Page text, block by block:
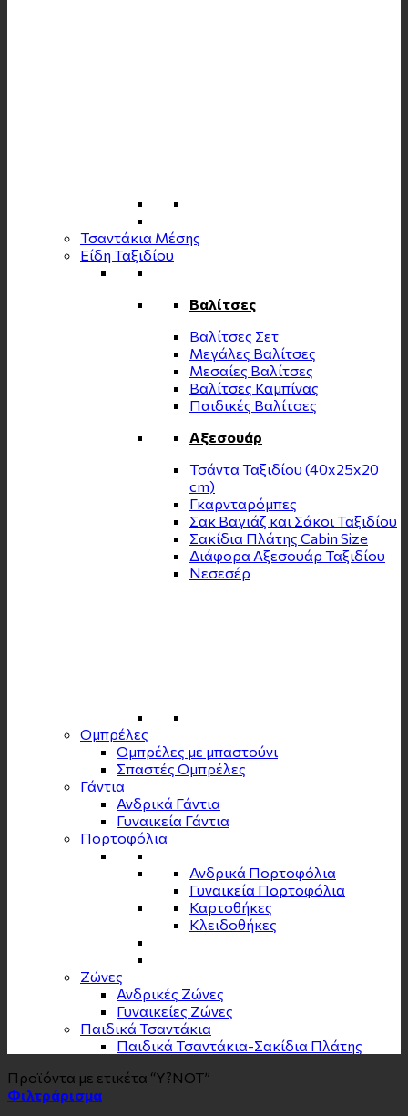
Τσαντάκια Μέσης
Είδη Ταξιδίου
Βαλίτσες
Βαλίτσες Σετ
Μεγάλες Βαλίτσες
Μεσαίες Βαλίτσες
Βαλίτσες Καμπίνας
Παιδικές Βαλίτσες
Αξεσουάρ
Τσάντα Ταξιδίου (40x25x20
cm)
Γκαρνταρόμπες
Σακ Βαγιάζ και Σάκοι Ταξιδίου
Σακίδια Πλάτης Cabin Size
Διάφορα Αξεσουάρ Ταξιδίου
Νεσεσέρ
Ομπρέλες
Ομπρέλες με μπαστούνι
Σπαστές Ομπρέλες
Γάντια
Ανδρικά Γάντια
Γυναικεία Γάντια
Πορτοφόλια
Ανδρικά Πορτοφόλια
Γυναικεία Πορτοφόλια
Καρτοθήκες
Κλειδοθήκες
Zώνες
Ανδρικές Ζώνες
Γυναικείες Ζώνες
Παιδικά Τσαντάκια
Παιδικά Τσαντάκια-Σακίδια Πλάτης
Προϊόντα με ετικέτα “Y?NOT”
Φιλτράρισμα